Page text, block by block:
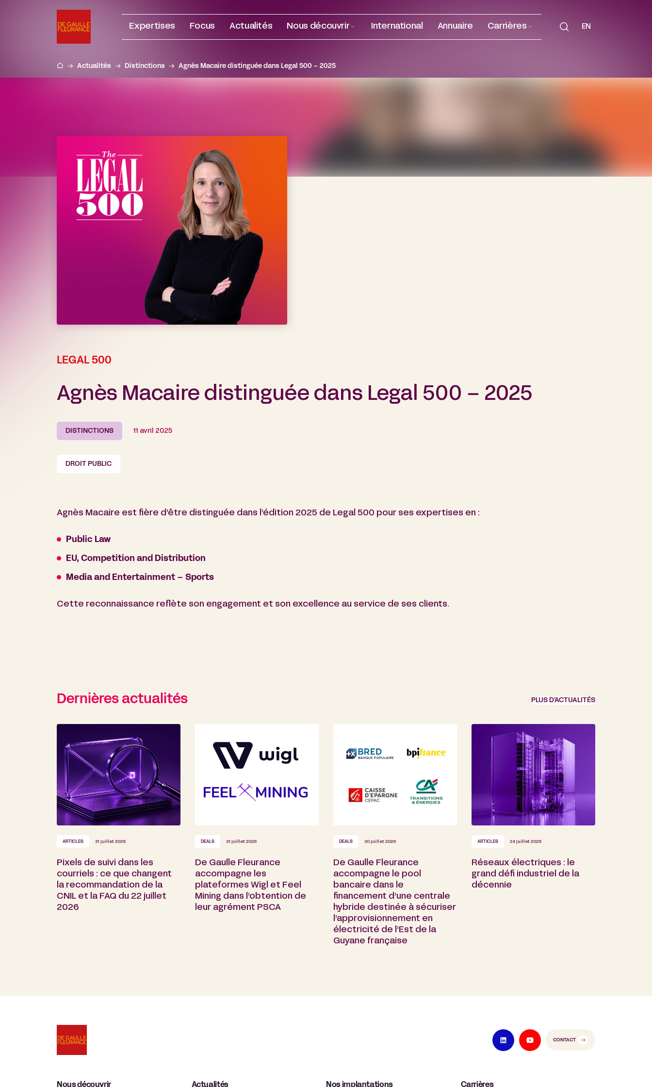
Expertises Focus Actualités Nous découvrir International Annuaire Carrières EN
Actualités Distinctions Agnès Macaire distinguée dans Legal 500 – 2025
LEGAL 500
Agnès Macaire distinguée dans Legal 500 – 2025
DISTINCTIONS 11 avril 2025
DROIT PUBLIC
Agnès Macaire est fière d’être distinguée dans l’édition 2025 de Legal 500 pour ses expertises en :
Public Law
EU, Competition and Distribution
Media and Entertainment – Sports
Cette reconnaissance reflète son engagement et son excellence au service de ses clients.
Dernières actualités PLUS D’ACTUALITÉS
ARTICLES 31 juillet 2026
Pixels de suivi dans les
courriels : ce que changent
la recommandation de la
CNIL et la FAQ du 22 juillet
2026
DEALS 31 juillet 2026
De Gaulle Fleurance
accompagne les
plateformes Wigl et Feel
Mining dans l’obtention de
leur agrément PSCA
DEALS 30 juillet 2026
De Gaulle Fleurance
accompagne le pool
bancaire dans le
financement d’une centrale
hybride destinée à sécuriser
l’approvisionnement en
électricité de l’Est de la
Guyane française
ARTICLES 24 juillet 2026
Réseaux électriques : le
grand défi industriel de la
décennie
CONTACT
Nous découvrir Actualités Nos implantations Carrières